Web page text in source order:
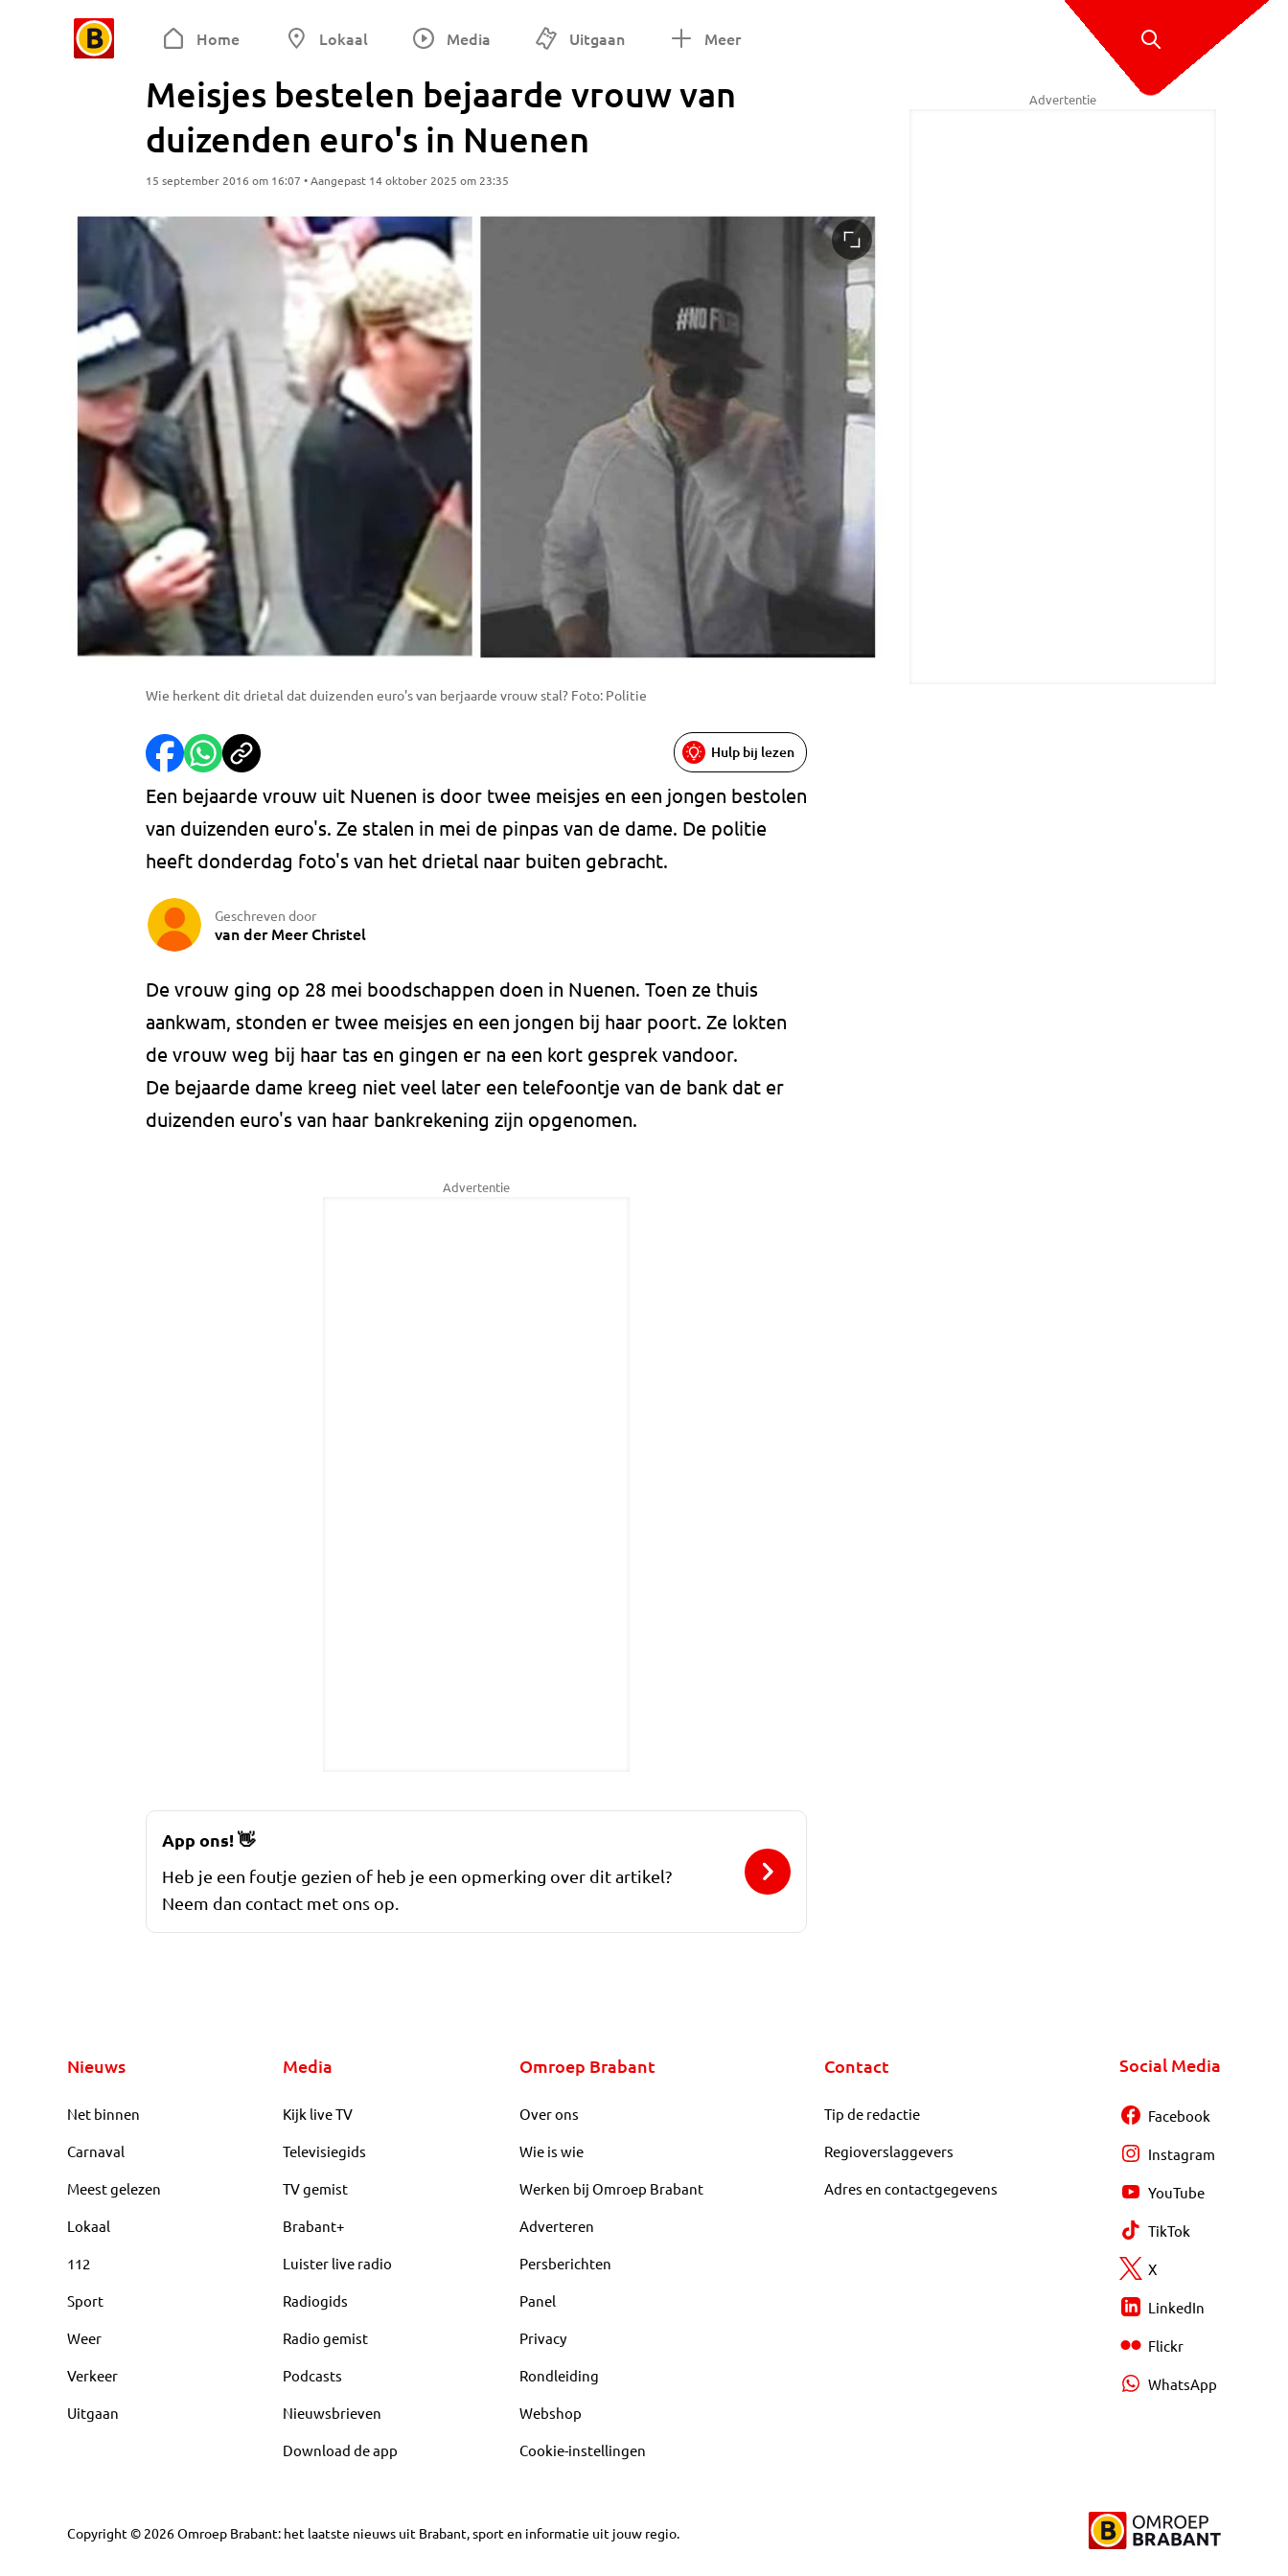
Home Lokaal Media Uitgaan Meer
Meisjes bestelen bejaarde vrouw van
duizenden euro's in Nuenen
15 september 2016 om 16:07 • Aangepast 14 oktober 2025 om 23:35
Wie herkent dit drietal dat duizenden euro's van berjaarde vrouw stal? Foto: Politie
Hulp bij lezen
Een bejaarde vrouw uit Nuenen is door twee meisjes en een jongen bestolen
van duizenden euro's. Ze stalen in mei de pinpas van de dame. De politie
heeft donderdag foto's van het drietal naar buiten gebracht.
Geschreven door
van der Meer Christel
De vrouw ging op 28 mei boodschappen doen in Nuenen. Toen ze thuis
aankwam, stonden er twee meisjes en een jongen bij haar poort. Ze lokten
de vrouw weg bij haar tas en gingen er na een kort gesprek vandoor.
De bejaarde dame kreeg niet veel later een telefoontje van de bank dat er
duizenden euro's van haar bankrekening zijn opgenomen.
Advertentie
Advertentie
App ons!👋
Heb je een foutje gezien of heb je een opmerking over dit artikel?
Neem dan contact met ons op.
Nieuws
Net binnen
Carnaval
Meest gelezen
Lokaal
112
Sport
Weer
Verkeer
Uitgaan
Media
Kijk live TV
Televisiegids
TV gemist
Brabant+
Luister live radio
Radiogids
Radio gemist
Podcasts
Nieuwsbrieven
Download de app
Omroep Brabant
Over ons
Wie is wie
Werken bij Omroep Brabant
Adverteren
Persberichten
Panel
Privacy
Rondleiding
Webshop
Cookie-instellingen
Contact
Tip de redactie
Regioverslaggevers
Adres en contactgegevens
Social Media
Facebook
Instagram
YouTube
TikTok
X
LinkedIn
Flickr
WhatsApp
Copyright © 2026Omroep Brabant: het laatste nieuws uit Brabant, sport en informatie uit jouw regio.